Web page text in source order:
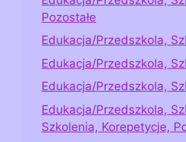
Pozostałe
Edukacja/Przedszkola,
Edukacja/Przedszkola,
Edukacja/Przedszkola,
Edukacja/Przedszkola,
Szkolenia, Korepetycje,